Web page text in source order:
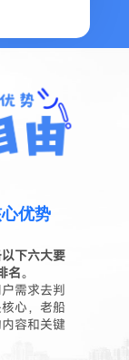
优势
下六大要
名。
需求去判
心，老船
容和关键